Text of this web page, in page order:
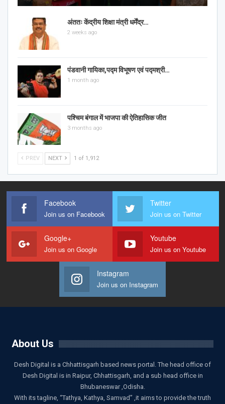
अंततः केंद्रीय शिक्षा मंत्री धर्मेंद्र…
2 weeks ago
पंडवानी गायिका,पद्म विभूषण एवं पद्मश्री…
1 month ago
पश्चिम बंगाल में भाजपा की ऐतिहासिक जीत
3 months ago
PREV NEXT 1 of 1,912
Facebook
Join us on Facebook
Twitter
Join us on Twitter
Google+
Join us on Google
Youtube
Join us on Youtube
Instagram
Join us on Instagram
About Us
Desh Digital is a Chhattisgarh based news portal. The head office of
Desh Digital is in Raipur, Chhattisgarh, and a sub head office in
Bhubaneswar ,Odisha.
With its tagline, “Tathya, Kathya, Samvad” ,it aims to provide the truth